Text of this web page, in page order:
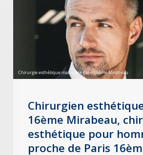
Chirurgien
16ème Mirabeau,
esthétique pour
proche de Paris